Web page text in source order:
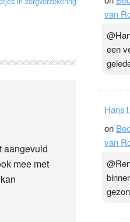
aangevuld
mee met
van
een
on
van